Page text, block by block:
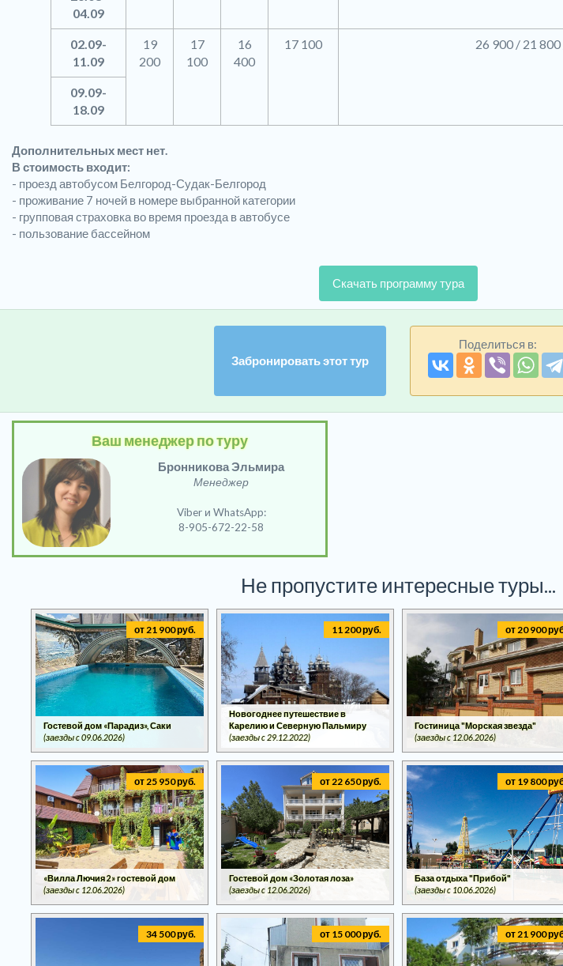
04.09
02.09-
11.09
19
200
17
100
16
400
17 100 26 900 / 21
09.09-
18.09
Дополнительных мест нет.
В стоимость входит:
- проезд автобусом Белгород-Судак-Белгород
- проживание 7 ночей в номере выбранной категории
- групповая страховка во время проезда в автобусе
- пользование бассейном
Скачать программу тура
Забронировать этот тур
Поделиться в:
Ваш менеджер по туру
Бронникова Эльмира
Менеджер
Viber и WhatsApp:
8-905-672-22-58
Не пропустите интересные туры...
от 21 900 руб.
Гостевой дом «Парадиз», Саки
(заезды c 09.06.2026)
11 200 руб.
Новогоднее путешествие в
Карелию и Северную Пальмиру
(заезды c 29.12.2022)
от 20 900
Гостиница "Морская звезда"
(заезды c 12.06.2026)
от 25 950 руб.
«Вилла Лючия 2» гостевой дом
(заезды c 12.06.2026)
от 22 650 руб.
Гостевой дом «Золотая лоза»
(заезды c 12.06.2026)
от 19 800
База отдыха "Прибой"
(заезды c 10.06.2026)
34 500 руб. от 15 000 руб. от 21 900